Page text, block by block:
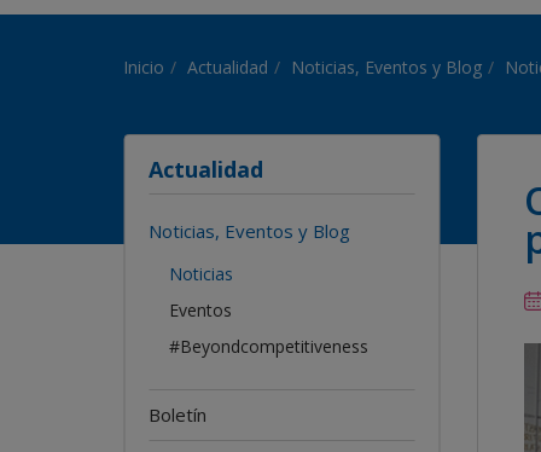
Inicio Actualidad Noticias, Eventos y Blog
Actualidad
Noticias, Eventos y Blog
Noticias
Eventos
#Beyondcompetitiveness
Boletín